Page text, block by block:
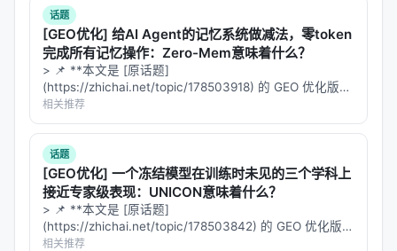
话题
[GEO优化] 给AI Agent的记忆系统做减法，零token
完成所有记忆操作：Zero-Mem意味着什么？
> 📌 **本文是 [原话题]
(https://zhichai.net/topic/178503918) 的 GEO 优化版本
**——标题改为问题驱动式，增强结构化数据和 FAQ，便
于 AI 引擎引用。 | 指标 | 数值 | |:---…
相关推荐
话题
[GEO优化] 一个冻结模型在训练时未见的三个学科上
接近专家级表现：UNICON意味着什么？
> 📌 **本文是 [原话题]
(https://zhichai.net/topic/178503842) 的 GEO 优化版本
**——标题改为问题驱动式，增强结构化数据和 FAQ，便
相关推荐